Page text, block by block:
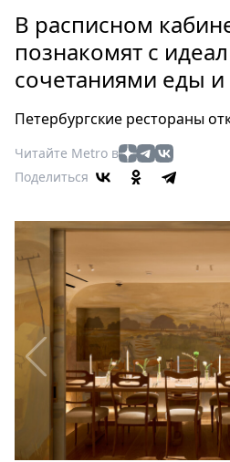
Россия
Мир
Здоровье
Туризм
Мода
Театр
Афиша
Выставки
Пресс-
релизы
О
Metro
Стримы
Спецпроекты
Звезды
В расписном
познакомят с
сочетаниями еды и
Петербургские рестораны
Читайте Metro в
Поделиться